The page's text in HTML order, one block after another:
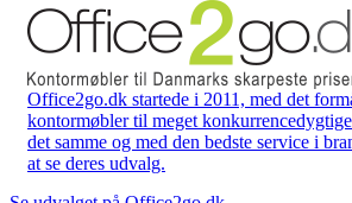
Office2go.dk startede i 2011, med det
kontormøbler til meget
det samme og med den bedste service i
at se deres udvalg.